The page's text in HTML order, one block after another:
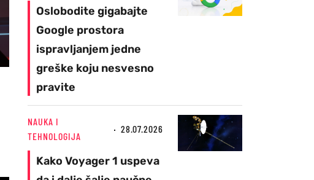
Oslobodite gigabajte
Google prostora
ispravljanjem jedne
greške koju nesvesno
pravite
NAUKA I
TEHNOLOGIJA
28.07.2026
Kako Voyager 1 uspeva